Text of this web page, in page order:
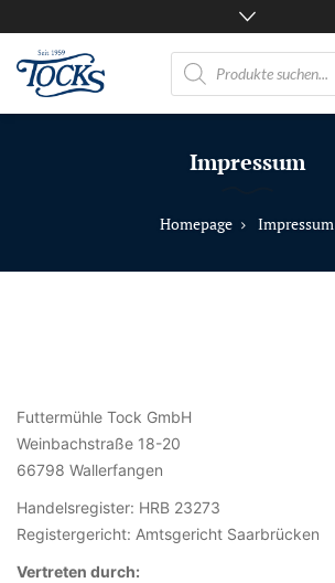
Futtermühle
Products
search
Impressum
Homepage Impressum
Futtermühle Tock GmbH
Weinbachstraße 18-20
66798 Wallerfangen
Handelsregister: HRB 23273
Registergericht: Amtsgericht Saarbrücken
Vertreten durch: